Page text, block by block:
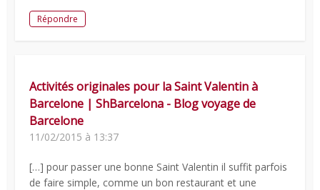
Répondre
Activités originales pour la Saint Valentin à
Barcelone | ShBarcelona - Blog voyage de
Barcelone
11/02/2015 à 13:37
[…] pour passer une bonne Saint Valentin il suffit parfois
de faire simple, comme un bon restaurant et une